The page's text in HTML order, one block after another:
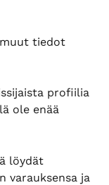
tiedot
profiilia
ole enää
löydät
varauksensa ja